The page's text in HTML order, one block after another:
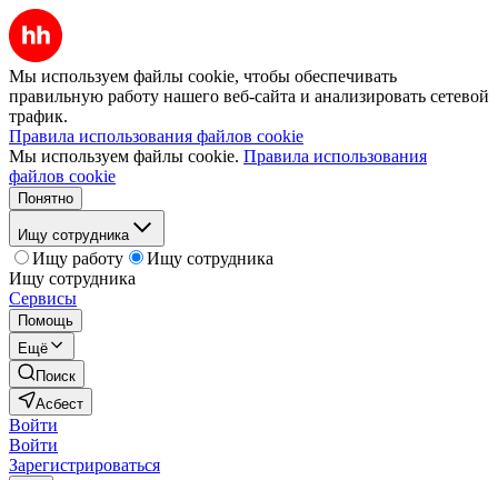
Мы используем файлы cookie, чтобы обеспечивать
правильную работу нашего веб-сайта и анализировать сетевой
трафик.
Правила использования файлов cookie
Мы используем файлы cookie. Правила использования
файлов cookie
Понятно
Ищу сотрудника
Ищу работу
Ищу сотрудника
Ищу сотрудника
Сервисы
Помощь
Ещё
Поиск
Асбест
Войти
Войти
Зарегистрироваться